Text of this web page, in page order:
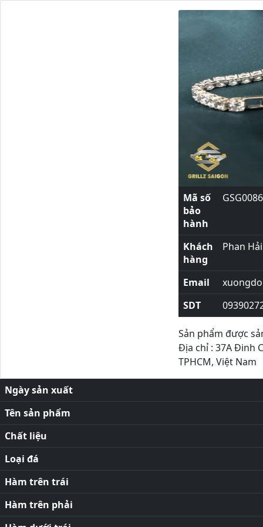
Mã số
bảo
hành
GSG0086
Khách
hàng
Phan Hải
Email
SDT
Sản phẩm được
Địa chỉ : 37A Đinh
TPHCM, Việt Nam
Ngày sản xuất
Tên sản phẩm
Chất liệu
Loại đá
Hàm trên trái
Hàm trên phải